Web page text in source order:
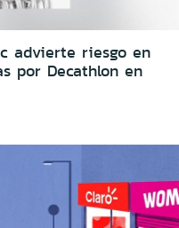
advierte riesgo en
por Decathlon en